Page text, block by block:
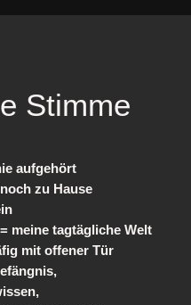
Stimme
aufgehört
zu Hause
meine tagtägliche Welt
mit offener Tür